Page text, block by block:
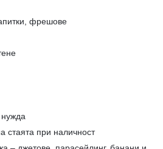
фрешове
стаята при наличност